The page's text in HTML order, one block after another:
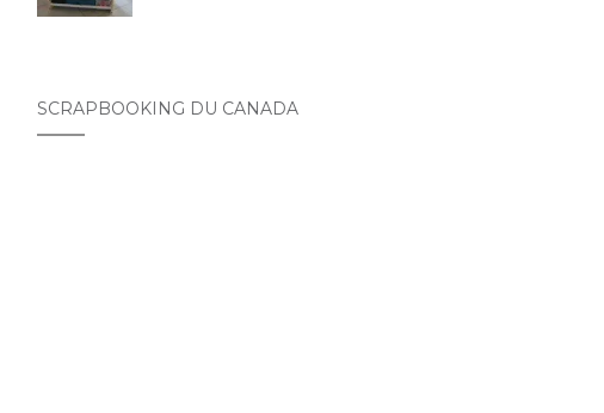
SCRAPBOOKING DU CANADA